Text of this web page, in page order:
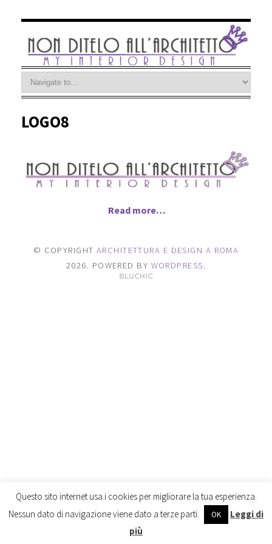
LOGO8
Read more…
© COPYRIGHT ARCHITETTURA E DESIGN A ROMA
2026. POWERED BY WORDPRESS.
Questo sito internet usa i cookies per migliorare la tua esperienza.
Nessun dato di navigazione viene dato a terze parti.
OK
Leggi di
più